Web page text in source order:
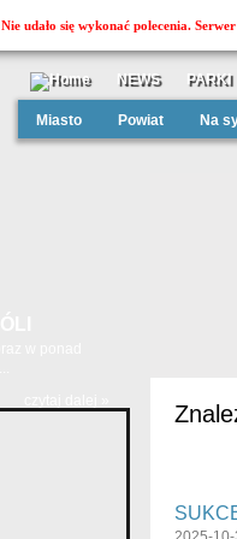
NEWS PARKI
Miasto Powiat Na
Nie udało się wykonać polecenia.